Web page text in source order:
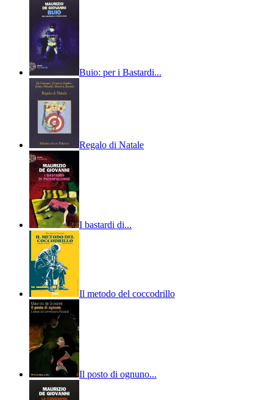
Buio: per i Bastardi...
Regalo di Natale
I bastardi di...
Il metodo del coccodrillo
Il posto di ognuno...